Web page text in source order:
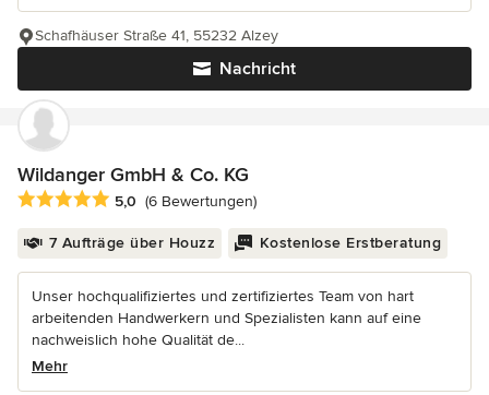
Nachricht
Schafhäuser Straße 41, 55232 Alzey
Wildanger GmbH & Co. KG
Durchschnittliche Bewertung: 5 von 5 Sternen
5,0 (6 Bewertungen)
7 Aufträge über Houzz Kostenlose Erstberatung
Unser hochqualifiziertes und zertifiziertes Team von hart
arbeitenden Handwerkern und Spezialisten kann auf eine
nachweislich hohe Qualität de...
Mehr